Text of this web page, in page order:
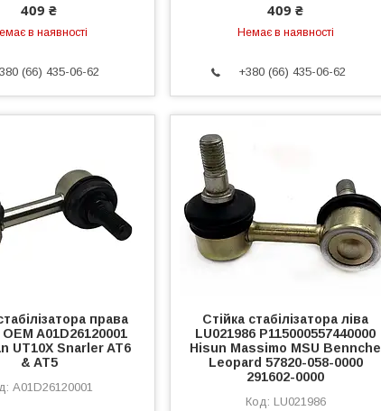
409 ₴
в наявності
(66) 435-06-62
409 ₴
Немає в наявності
+380 (66) 435-06-62
права
A01D26120001
UT10X Snarler AT6
& AT5
A01D26120001
Стійка стабілізатора ліва
LU021986 P115000557440000
Hisun Massimo MSU Bennche
Leopard 57820-058-0000
291602-0000
LU021986